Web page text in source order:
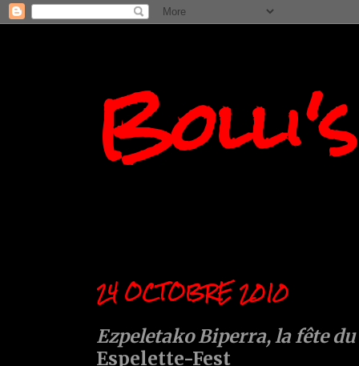
24 OCTOBRE 2010
Ezpeletako Biperra, la fête
Espelette-Fest